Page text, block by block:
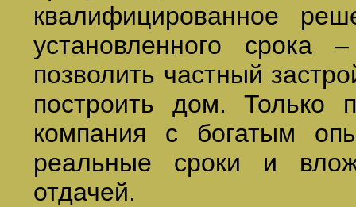
квалифицированное
установленного
позволить частный
построить дом. Только
компания с богатым
реальные сроки и
отдачей.